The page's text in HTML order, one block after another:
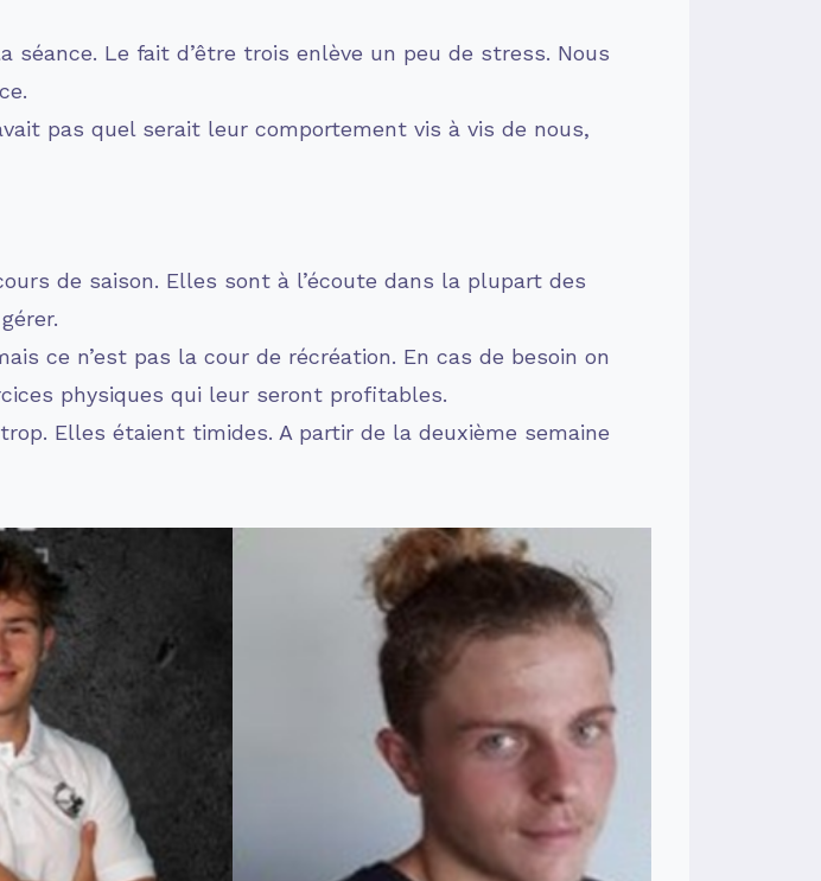
Le fait d’être trois enlève un peu de stress. Nous
pas quel serait leur comportement vis à vis de nous,
de saison. Elles sont à l’écoute dans la plupart des
ce n’est pas la cour de récréation. En cas de besoin on
physiques qui leur seront profitables.
Elles étaient timides. A partir de la deuxième semaine